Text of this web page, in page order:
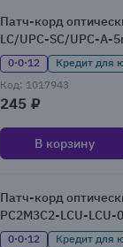
Патч-корд
LC/UPC-SC/UPC-A-
0·0·12
Кредит для
Код: 1017943
245 ₽
В корзину
Патч-корд
PC2M3C2-LCU-LCU-
0·0·12
Кредит для